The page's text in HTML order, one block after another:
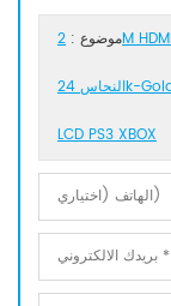
موضوع : 2M HDMI 2.0 Video Cable HD 4k @ 60hz PVC +
النحاس 24k-Golden مطلي كابل HDMI للكمبيوتر BD Player تلفاز
LCD PS3 XBOX